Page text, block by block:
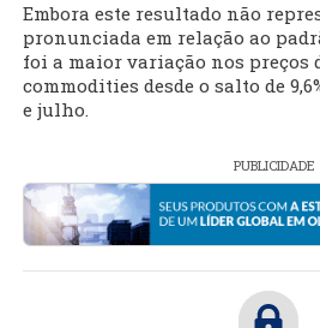
Embora este resultado não
pronunciada em relação ao
foi a maior variação nos preços
commodities desde o salto de
e julho.
PUBLICIDADE